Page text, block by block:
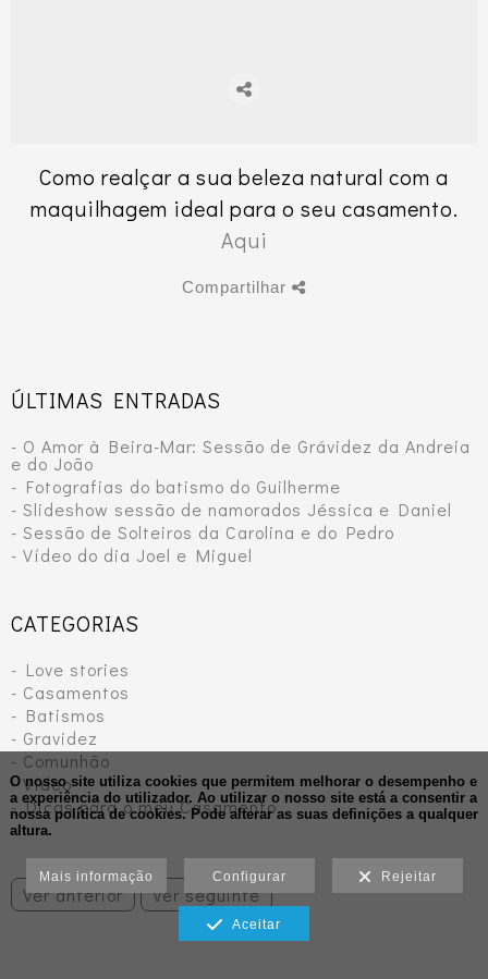
Como realçar a sua beleza natural com a
maquilhagem ideal para o seu casamento.
Aqui
Compartilhar
ÚLTIMAS ENTRADAS
- O Amor à Beira-Mar: Sessão de Grávidez da Andreia
e do João
- Fotografias do batismo do Guilherme
- Slideshow sessão de namorados Jéssica e Daniel
- Sessão de Solteiros da Carolina e do Pedro
- Vídeo do dia Joel e Miguel
CATEGORIAS
- Love stories
- Casamentos
- Batismos
- Gravidez
- Comunhão
- Vídeo
- Dicas para o meu Casamento
Ver anterior Ver seguinte
O nosso site utiliza cookies que permitem melhorar o desempenho e
a experiência do utilizador. Ao utilizar o nosso site está a consentir a
nossa política de cookies. Pode alterar as suas definições a qualquer
altura.
Mais informação Configurar Rejeitar
Aceitar